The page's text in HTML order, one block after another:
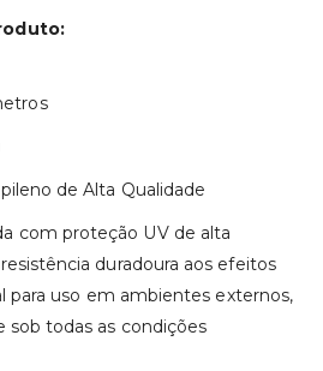
de Alta Qualidade
com proteção UV de alta
duradoura aos efeitos
para uso em ambientes externos,
sob todas as condições